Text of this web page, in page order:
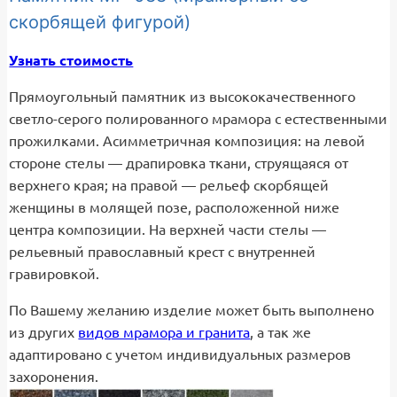
скорбящей фигурой)
Узнать стоимость
Прямоугольный памятник из высококачественного
светло-серого полированного мрамора с естественными
прожилками. Асимметричная композиция: на левой
стороне стелы — драпировка ткани, струящаяся от
верхнего края; на правой — рельеф скорбящей
женщины в молящей позе, расположенной ниже
центра композиции. На верхней части стелы —
рельевный православный крест с внутренней
гравировкой.
По Вашему желанию изделие может быть выполнено
из других видов мрамора и гранита, а так же
адаптировано с учетом индивидуальных размеров
захоронения.